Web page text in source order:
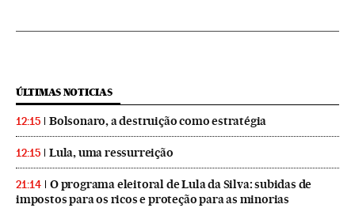
ÚLTIMAS NOTICIAS
12:15 Bolsonaro, a destruição como estratégia
12:15 Lula, uma ressurreição
21:14
O programa eleitoral de Lula da Silva: subidas de
impostos para os ricos e proteção para as minorias